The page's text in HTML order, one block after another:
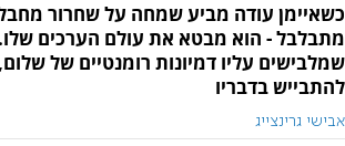
כשאיימן עודה מביע שמחה על שחרור
מתבלבל - הוא מבטא את עולם הערכים
שמלבישים עליו דמיונות רומנטיים של
להתבייש בדבריו
אבישי גרינצייג